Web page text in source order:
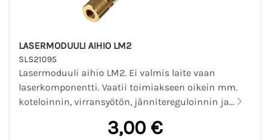
LASERMODUULI AIHIO LM2
SLS21095
Lasermoduuli aihio LM2. Ei valmis laite vaan
laserkomponentti. Vaatii toimiakseen oikein mm.
koteloinnin, virransyötön, jännitereguloinnin ja...
3,00 €